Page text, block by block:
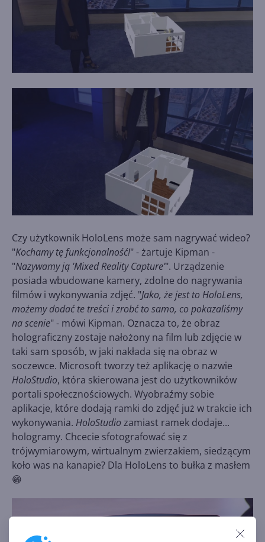
Czy użytkownik HoloLens może sam nagrywać wideo?
"Kochamy tę funkcjonalność!" - żartuje Kipman -
"Nazywamy ją 'Mixed Reality Capture'". Urządzenie
posiada wbudowane kamery, zdolne do nagrywania
filmów i wykonywania zdjęć. "Jako, że jest to HoloLens,
możemy dodać te treści i zrobć to samo, co pokazaliśmy
na scenie" - mówi Kipman. Oznacza to, że obraz
holograficzny zostaje nałożony na film lub zdjęcie w
taki sam sposób, w jaki nakłada się na obraz w
soczewce. Microsoft tworzy też aplikację o nazwie
HoloStudio, która skierowana jest do użytkowników
portali społecznościowych. Wyobraźmy sobie
aplikacje, które dodają ramki do zdjęć już w trakcie ich
wykonywania. HoloStudio zamiast ramek dodaje...
hologramy. Chcecie sfotografować się z
trójwymiarowym, wirtualnym zwierzakiem, siedzącym
koło was na kanapie? Dla HoloLens to bułka z masłem
😁